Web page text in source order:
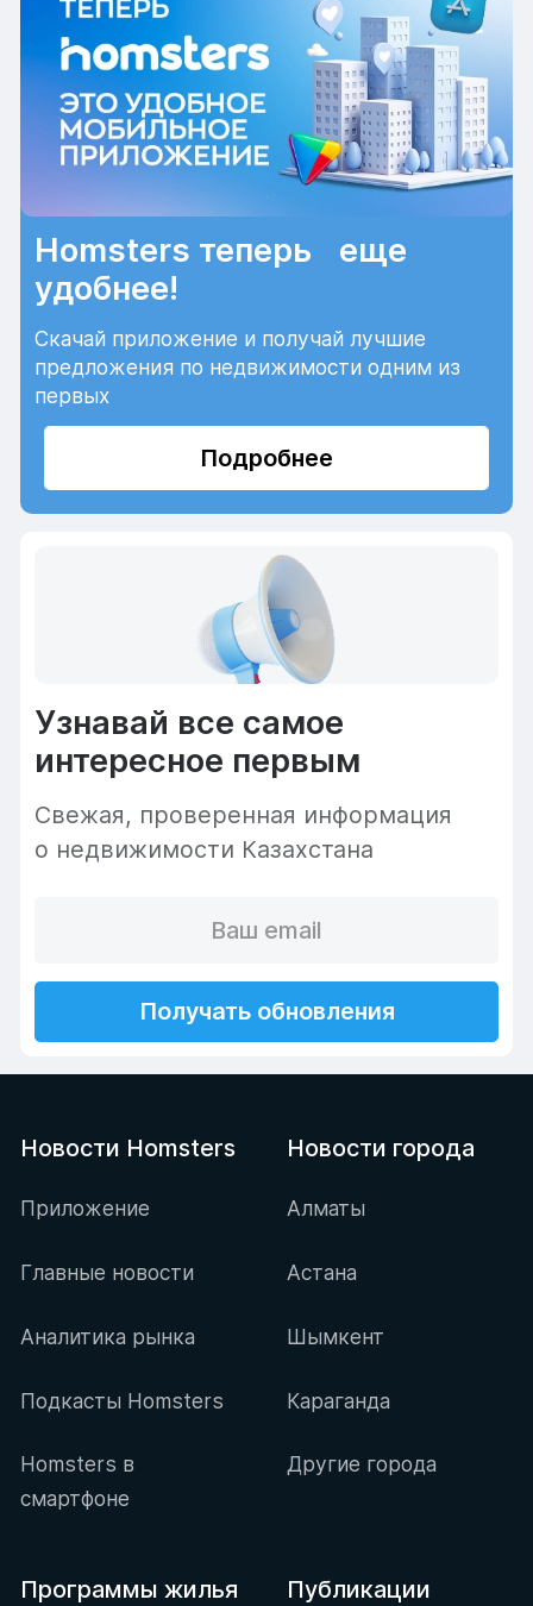
Homsters теперь еще
удобнее!
Скачай приложение и получай лучшие
предложения по недвижимости одним из
первых
Подробнее
Узнавай все самое
интересное первым
Cвежая, проверенная информация
о недвижимости Казахстана
Получать обновления
Новости Homsters
Приложение
Главные новости
Аналитика рынка
Подкасты Homsters
Homsters в
смартфоне
Новости города
Алматы
Астана
Шымкент
Караганда
Другие города
Программы жилья Публикации